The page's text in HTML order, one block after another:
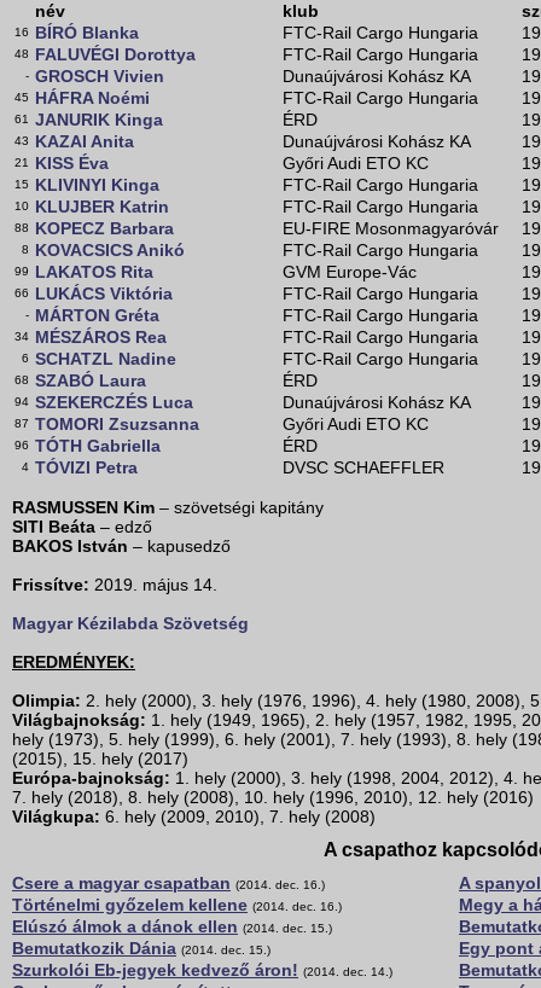
név klub
16 BÍRÓ Blanka FTC-Rail Cargo Hungaria
48 FALUVÉGI Dorottya FTC-Rail Cargo Hungaria
- GROSCH Vivien Dunaújvárosi Kohász KA
45 HÁFRA Noémi FTC-Rail Cargo Hungaria
61 JANURIK Kinga ÉRD
43 KAZAI Anita Dunaújvárosi Kohász KA
21 KISS Éva Győri Audi ETO KC
15 KLIVINYI Kinga FTC-Rail Cargo Hungaria
10 KLUJBER Katrin FTC-Rail Cargo Hungaria
88 KOPECZ Barbara EU-FIRE Mosonmagyaróvár
8 KOVACSICS Anikó FTC-Rail Cargo Hungaria
99 LAKATOS Rita GVM Europe-Vác
66 LUKÁCS Viktória FTC-Rail Cargo Hungaria
- MÁRTON Gréta FTC-Rail Cargo Hungaria
34 MÉSZÁROS Rea FTC-Rail Cargo Hungaria
6 SCHATZL Nadine FTC-Rail Cargo Hungaria
68 SZABÓ Laura ÉRD
94 SZEKERCZÉS Luca Dunaújvárosi Kohász KA
87 TOMORI Zsuzsanna Győri Audi ETO KC
96 TÓTH Gabriella ÉRD
4 TÓVIZI Petra DVSC SCHAEFFLER
RASMUSSEN Kim – szövetségi kapitány
SITI Beáta – edző
BAKOS István – kapusedző
Frissítve: 2019. május 14.
Magyar Kézilabda Szövetség
EREDMÉNYEK:
Olimpia: 2. hely (2000), 3. hely (1976, 1996), 4. hely (1980, 2008),
Világbajnokság: 1. hely (1949, 1965), 2. hely (1957, 1982, 1995,
hely (1973), 5. hely (1999), 6. hely (2001), 7. hely (1993), 8. hely
(2015), 15. hely (2017)
Európa-bajnokság: 1. hely (2000), 3. hely (1998, 2004, 2012), 4.
7. hely (2018), 8. hely (2008), 10. hely (1996, 2010), 12. hely (2016)
Világkupa: 6. hely (2009, 2010), 7. hely (2008)
A csapathoz
Csere a magyar csapatban (2014. dec. 16.)
Történelmi győzelem kellene (2014. dec. 16.)
Elúszó álmok a dánok ellen (2014. dec. 15.)
Bemutatkozik Dánia (2014. dec. 15.)
Szurkolói Eb-jegyek kedvező áron! (2014. dec. 14.)
A
Megy a
Egy pont